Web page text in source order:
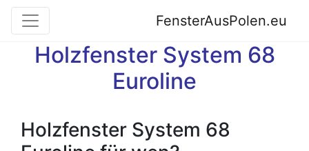
FensterAusPolen.eu
Holzfenster System 68
Euroline
Holzfenster System 68